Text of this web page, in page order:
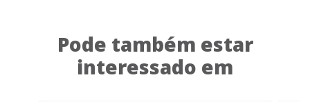
Pode também estar
interessado em